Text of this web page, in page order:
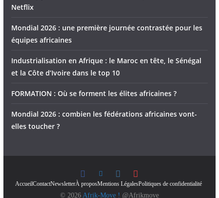
Netflix
Mondial 2026 : une première journée contrastée pour les
équipes africaines
Industrialisation en Afrique : le Maroc en tête, le Sénégal
et la Côte d’Ivoire dans le top 10
FORMATION : Où se forment les élites africaines ?
Mondial 2026 : combien les fédérations africaines vont-
elles toucher ?
AccueilContactNewsletterÀ proposMentions LégalesPolitiques de confidentialité
© 2026 Afrik-Move ! @Afrikmove